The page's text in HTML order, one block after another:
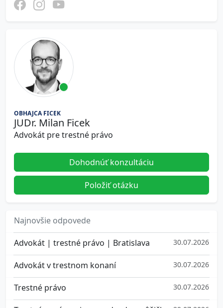
OBHAJCA FICEK
JUDr. Milan Ficek
Advokát pre trestné právo
Dohodnúť konzultáciu
Položiť otázku
Najnovšie odpovede
Advokát | trestné právo | Bratislava 30.07.2026
Advokát v trestnom konaní 30.07.2026
Trestné právo 30.07.2026